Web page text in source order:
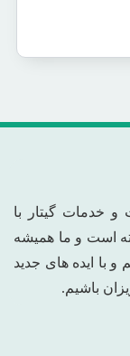
و خدمات گیتار با
است و ما همیشه
و با ایده های جدید
باشیم.